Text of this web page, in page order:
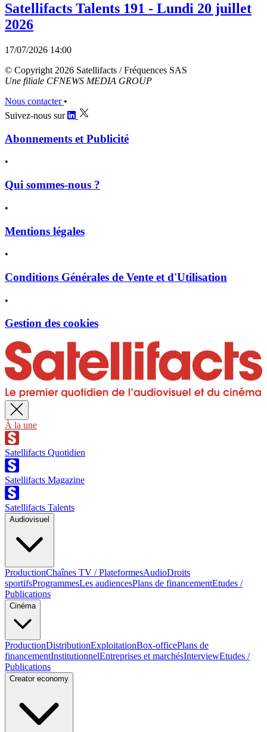
Satellifacts Talents 191 - Lundi 20 juillet
2026
17/07/2026 14:00
© Copyright 2026 Satellifacts / Fréquences SAS
Une filiale CFNEWS MEDIA GROUP
Nous contacter •
Suivez-nous sur
Abonnements et Publicité
•
Qui sommes-nous ?
•
Mentions légales
•
Conditions Générales de Vente et d'Utilisation
•
Gestion des cookies
À la une
Satellifacts Quotidien
Satellifacts Magazine
Satellifacts Talents
Audiovisuel
ProductionChaînes TV / PlateformesAudioDroits
sportifsProgrammesLes audiencesPlans de financementEtudes /
Publications
Cinéma
ProductionDistributionExploitationBox-officePlans de
financementInstitutionnelEntreprises et marchésInterviewEtudes /
Publications
Creator economy